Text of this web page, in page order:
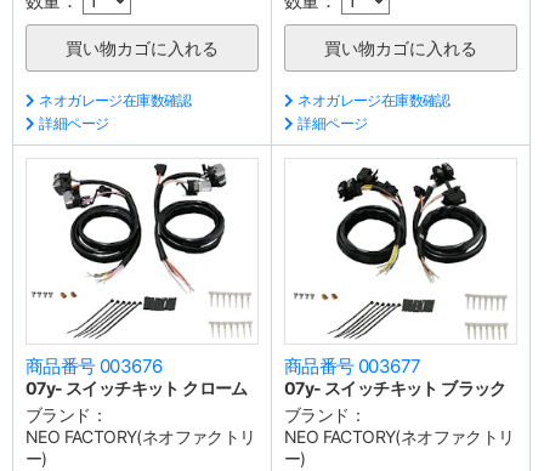
ネオガレージ在庫数確認
詳細ページ
ネオガレージ在庫数確認
詳細ページ
商品番号 003676
07y- スイッチキット クローム
ブランド：
NEO FACTORY(ネオファクトリ
ー)
商品番号 003677
07y- スイッチキット ブラック
ブランド：
NEO FACTORY(ネオファクトリ
ー)